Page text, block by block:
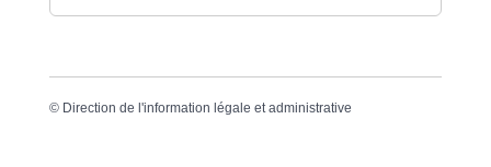
© Direction de l'information légale et administrative